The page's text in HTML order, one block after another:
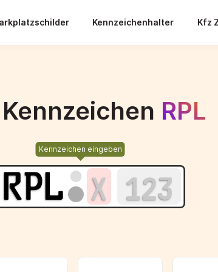
Kennzeichenhalter Kfz
RPL
Kennzeichen eingeben